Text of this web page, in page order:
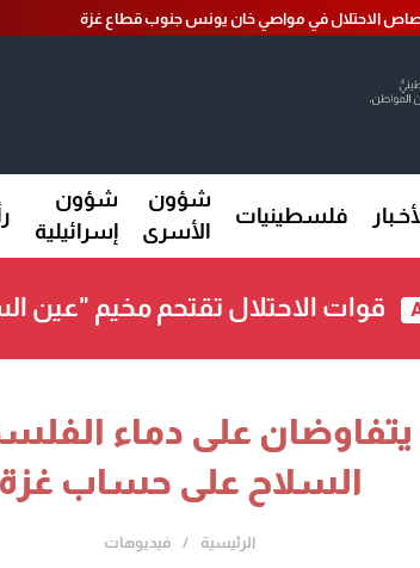
الاحتلال في مواصي خان يونس جنوب قطاع غزة
فلسطينيات
شؤون
الأسرى
شؤون
إسرائيلية
قوات الاحتلال تقتحم مخيم "عين
يتفاوضان على دماء
السلاح على حساب غزة
الرئيسية فيديوهات